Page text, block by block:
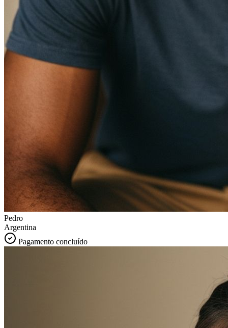
Pedro
Argentina
Pagamento concluído